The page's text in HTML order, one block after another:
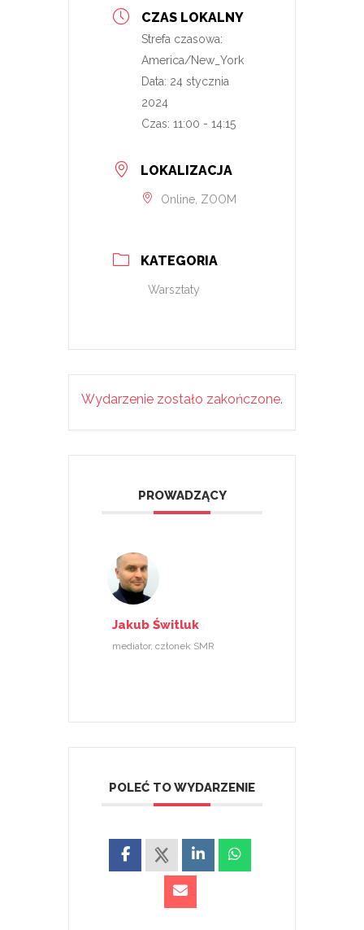
CZAS LOKALNY
Strefa czasowa:
America/New_York
Data: 24 stycznia
2024
Czas: 11:00 - 14:15
LOKALIZACJA
Online, ZOOM
KATEGORIA
Warsztaty
Wydarzenie zostało zakończone.
PROWADZĄCY
Jakub Świtluk
mediator, członek SMR
POLEĆ TO WYDARZENIE